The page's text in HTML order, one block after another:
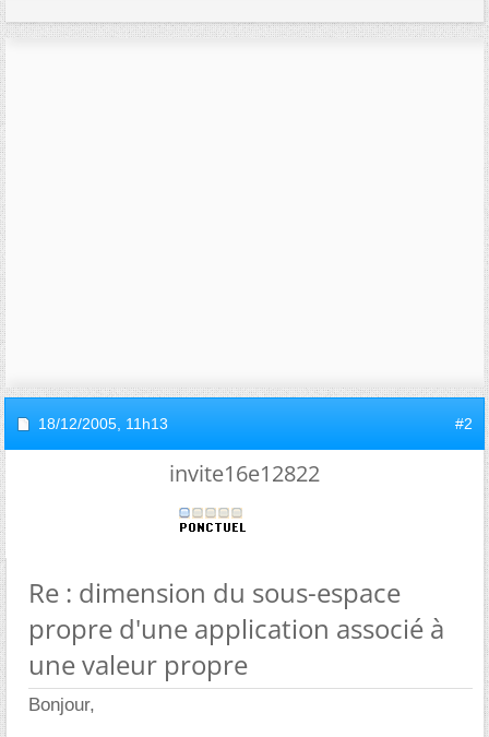
18/12/2005, 11h13 #2
invite16e12822
Re : dimension du sous-espace
propre d'une application associé à
une valeur propre
Bonjour,